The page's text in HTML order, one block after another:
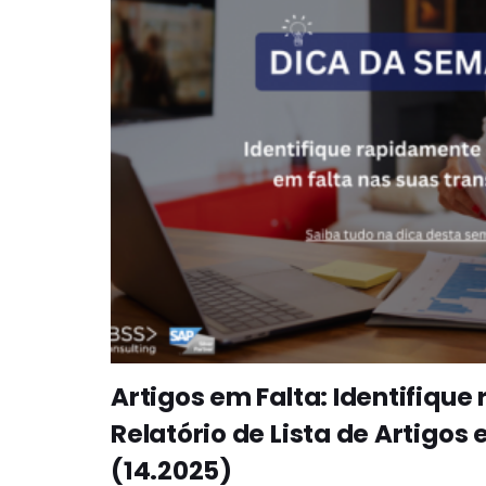
Artigos em Falta: Identifique
Relatório de Lista de Artigos
(14.2025)